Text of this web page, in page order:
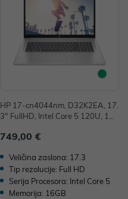
HP 17-cn4044nm, D32K2EA, 17.
3" FullHD, Intel Core 5 120U, 16
ated Graphics
749,00 €
Veličina zaslona: 17.3
Tip rezolucije: Full HD
Serija Procesora: Intel Core 5
Memorija: 16GB